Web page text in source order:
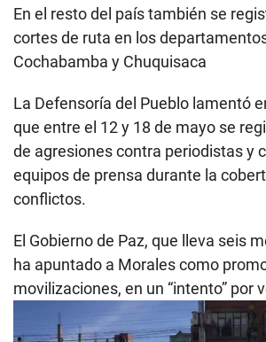
En el resto del país también se
cortes de ruta en los
Cochabamba y Chuquisaca
La Defensoría del Pueblo lamentó
que entre el 12 y 18 de mayo se
de agresiones contra periodistas y
equipos de prensa durante la
conflictos.
El Gobierno de Paz, que lleva seis
ha apuntado a Morales como
movilizaciones, en un “intento” por